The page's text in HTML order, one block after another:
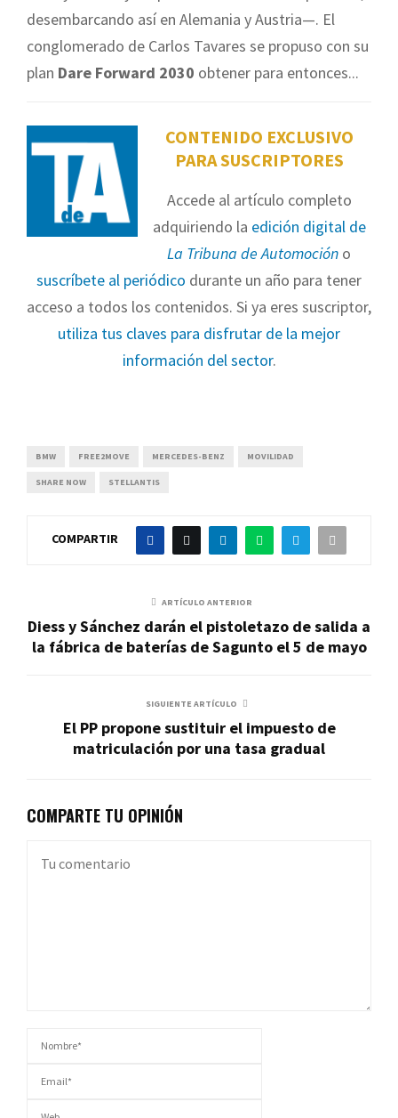
desembarcando así en Alemania y Austria—. El
conglomerado de Carlos Tavares se propuso con su
plan Dare Forward 2030 obtener para entonces...
CONTENIDO EXCLUSIVO
PARA SUSCRIPTORES
Accede al artículo completo
adquiriendo la edición digital de
La Tribuna de Automoción o
suscríbete al periódico durante un año para tener
acceso a todos los contenidos. Si ya eres suscriptor,
utiliza tus claves para disfrutar de la mejor
información del sector.
BMW FREE2MOVE MERCEDES-BENZ MOVILIDAD
SHARE NOW STELLANTIS
COMPARTIR
ARTÍCULO ANTERIOR
Diess y Sánchez darán el pistoletazo de salida a
la fábrica de baterías de Sagunto el 5 de mayo
SIGUIENTE ARTÍCULO
El PP propone sustituir el impuesto de
matriculación por una tasa gradual
COMPARTE TU OPINIÓN